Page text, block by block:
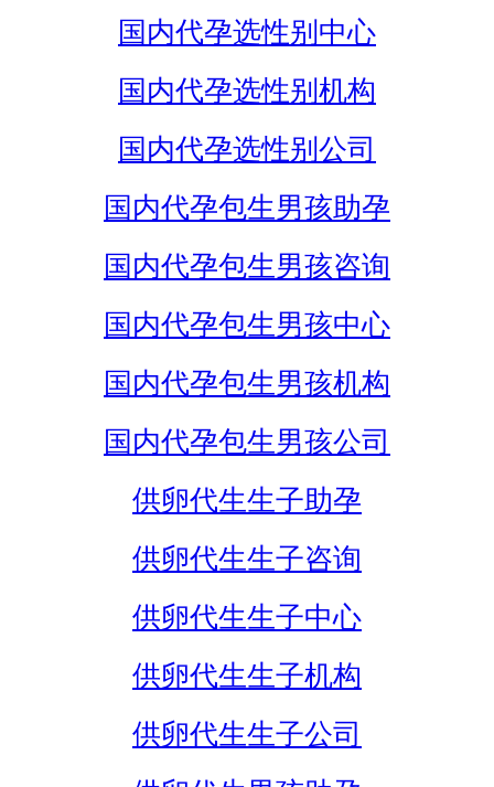
国内代孕选性别中心
国内代孕选性别机构
国内代孕选性别公司
国内代孕包生男孩助孕
国内代孕包生男孩咨询
国内代孕包生男孩中心
国内代孕包生男孩机构
国内代孕包生男孩公司
供卵代生生子助孕
供卵代生生子咨询
供卵代生生子中心
供卵代生生子机构
供卵代生生子公司